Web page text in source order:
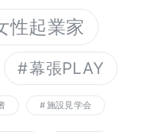
性起業家
幕張PLAY
施設見学会